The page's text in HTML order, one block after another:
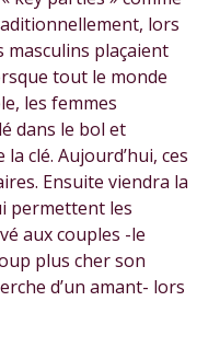
lors
masculins plaçaient
tout le monde
les femmes
dans le bol et
clé. Aujourd’hui, ces
Ensuite viendra la
permettent les
aux couples -le
plus cher son
d’un amant- lors